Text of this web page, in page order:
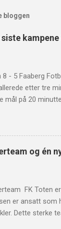
bloggen
siste
8 - 5 Faaberg
etter tre
mål på 20
før Faaberg
Simen Øftsbø.
etter
forteller at vi
og én
FK Toten
er ansatt som
Dette sterke